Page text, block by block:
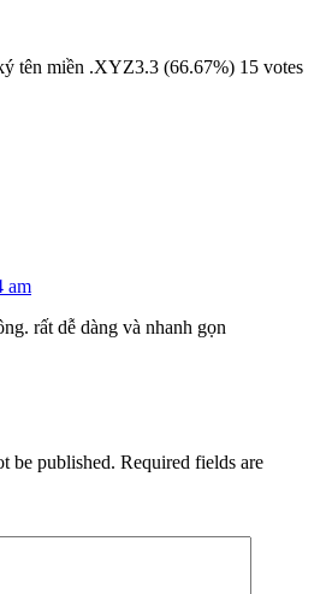
tên miền .XYZ3.3 (66.67%) 15 votes
am
rất dễ dàng và nhanh gọn
be published. Required fields are